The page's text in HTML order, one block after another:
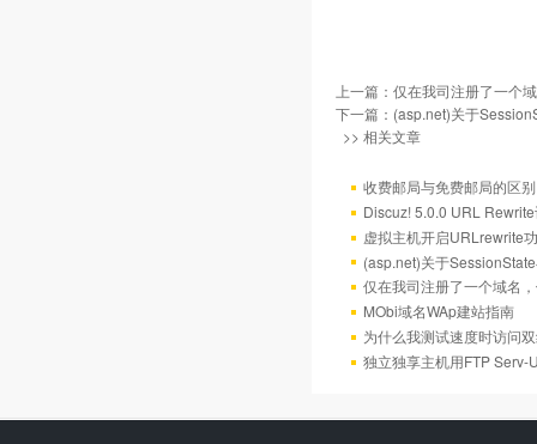
上一篇： 仅在我司注册了一个
下一篇： (asp.net)关于
>> 相关文章
收费邮局与免费邮局的区别
Discuz! 5.0.0 URL
虚拟主机开启URLrewrite
(asp.net)关于
仅在我司注册了一个域名
MObi域名WAp建站指南
为什么我测试速度时访问
独立独享主机用FTP Serv-